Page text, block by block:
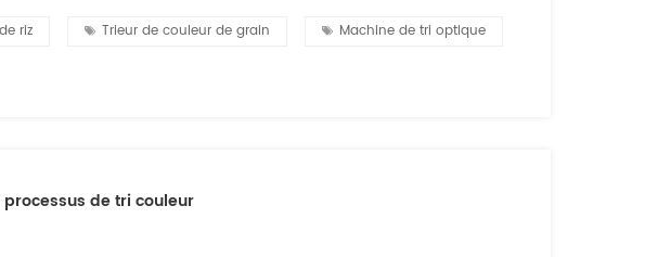
riz Trieur de couleur de grain Machine de tri optique
de tri couleur